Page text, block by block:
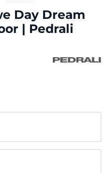
Day Dream
| Pedrali